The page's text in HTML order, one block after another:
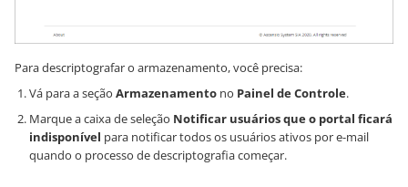
Para descriptografar o armazenamento, você precisa:
Vá para a seção Armazenamento no Painel de Controle.
Marque a caixa de seleção Notificar usuários que o portal ficará
indisponível para notificar todos os usuários ativos por e-mail
quando o processo de descriptografia começar.